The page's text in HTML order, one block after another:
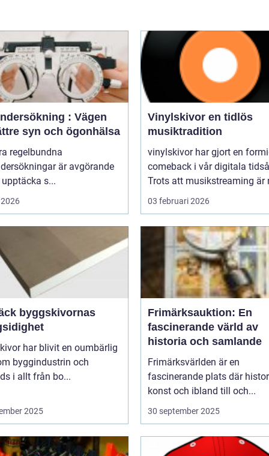
: Vägen
syn och ögonhälsa
regelbundna
är avgörande
s...
Vinylskivor en tidlös
musiktradition
vinylskivor har gjort en
comeback i vår digitala
Trots att musikstreaming är
03 februari 2026
byggskivornas
har blivit en oumbärlig
byggindustrin och
i allt från bo...
2025
Frimärksauktion: En
fascinerande värld av
historia och samlande
Frimärksvärlden är en
fascinerande plats där
konst och ibland till och...
30 september 2025